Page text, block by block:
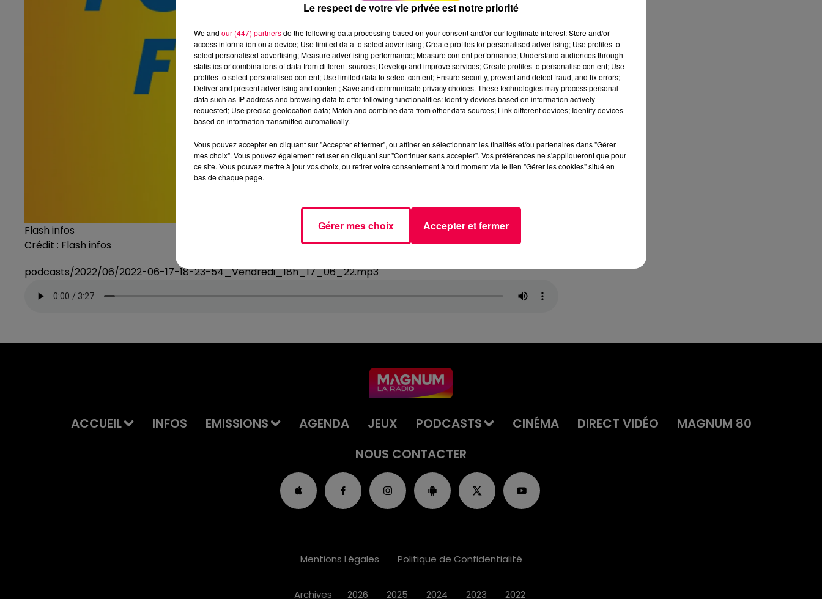
Flash infos
Crédit : Flash infos
podcasts/2022/06/2022-06-17-18-23-54_Vendredi_18h_17_06_22.mp3
ACCUEIL INFOS EMISSIONS AGENDA JEUX PODCASTS CINÉMA DIRECT VIDÉO
MAGNUM 80
NOUS CONTACTER
Mentions Légales Politique de Confidentialité
Archives 2026 2025 2024 2023 2022
Le respect de votre vie privée est notre priorité
We and our (447) partnersdo the following data processing based on your consent and/or our legitimate interest: Store and/or
access information on a device; Use limited data to select advertising; Create profiles for personalised advertising; Use profiles to
select personalised advertising; Measure advertising performance; Measure content performance; Understand audiences through
statistics or combinations of data from different sources; Develop and improve services; Create profiles to personalise content; Use
profiles to select personalised content; Use limited data to select content; Ensure security, prevent and detect fraud, and fix errors;
Deliver and present advertising and content; Save and communicate privacy choices. These technologies may process personal
data such as IP address and browsing data to offer following functionalities: Identify devices based on information actively
requested; Use precise geolocation data; Match and combine data from other data sources; Link different devices; Identify devices
based on information transmitted automatically.
Vous pouvez accepter en cliquant sur "Accepter et fermer", ou affiner en sélectionnant les finalités et/ou partenaires dans "Gérer
mes choix". Vous pouvez également refuser en cliquant sur "Continuer sans accepter". Vos préférences ne s'appliqueront que pour
ce site. Vous pouvez mettre à jour vos choix, ou retirer votre consentement à tout moment via le lien "Gérer les cookies" situé en
bas de chaque page.
Gérer mes choix Accepter et fermer